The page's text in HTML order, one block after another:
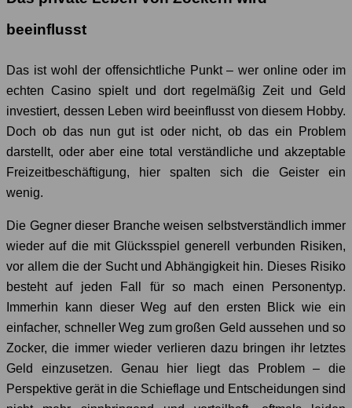
beeinflusst
Das ist wohl der offensichtliche Punkt – wer online oder im
echten Casino spielt und dort regelmäßig Zeit und Geld
investiert, dessen Leben wird beeinflusst von diesem Hobby.
Doch ob das nun gut ist oder nicht, ob das ein Problem
darstellt, oder aber eine total verständliche und akzeptable
Freizeitbeschäftigung, hier spalten sich die Geister ein
wenig.
Die Gegner dieser Branche weisen selbstverständlich immer
wieder auf die mit Glücksspiel generell verbunden Risiken,
vor allem die der Sucht und Abhängigkeit hin. Dieses Risiko
besteht auf jeden Fall für so mach einen Personentyp.
Immerhin kann dieser Weg auf den ersten Blick wie ein
einfacher, schneller Weg zum großen Geld aussehen und so
Zocker, die immer wieder verlieren dazu bringen ihr letztes
Geld einzusetzen. Genau hier liegt das Problem – die
Perspektive gerät in die Schieflage und Entscheidungen sind